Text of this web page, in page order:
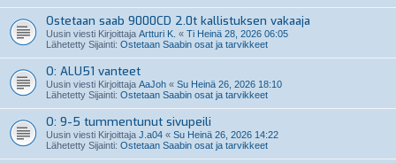
Ostetaan saab 9000CD 2.0t kallistuksen vakaaja
Uusin viesti Kirjoittaja Artturi K. « Ti Heinä 28, 2026 06:05
Lähetetty Sijainti: Ostetaan Saabin osat ja tarvikkeet
O: ALU51 vanteet
Uusin viesti Kirjoittaja AaJoh « Su Heinä 26, 2026 18:10
Lähetetty Sijainti: Ostetaan Saabin osat ja tarvikkeet
O: 9-5 tummentunut sivupeili
Uusin viesti Kirjoittaja J.a04 « Su Heinä 26, 2026 14:22
Lähetetty Sijainti: Ostetaan Saabin osat ja tarvikkeet